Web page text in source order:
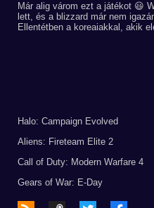
Már alig várom ezt a játékot 😃
lett, és a blizzard már nem
Ellentétben a koreaiakkal, akik
Halo: Campaign Evolved
Aliens: Fireteam Elite 2
Call of Duty: Modern Warfare 4
Gears of War: E-Day